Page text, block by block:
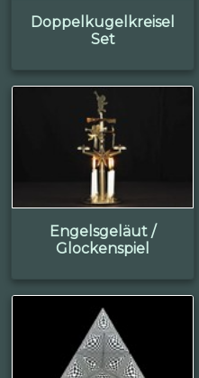
Doppelkugelkreisel
Set
Engelsgeläut /
Glockenspiel